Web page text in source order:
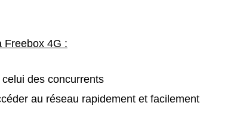
Freebox 4G :
des concurrents
au réseau rapidement et facilement